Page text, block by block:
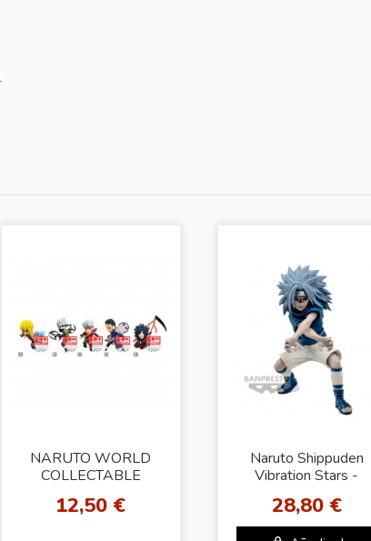
NARUTO WORLD
COLLECTABLE
12,50 €
Naruto Shippuden
Vibration Stars -
28,80 €